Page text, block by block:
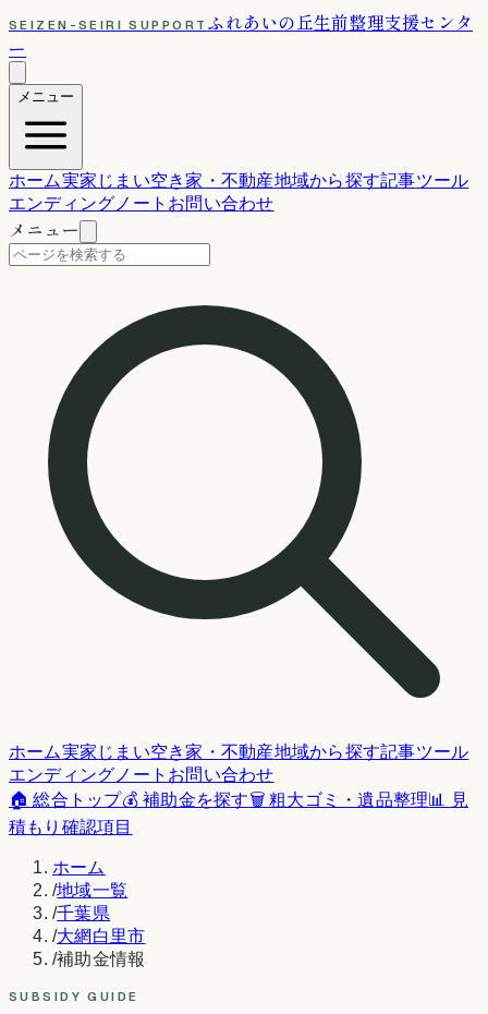
SEIZEN-SEIRI SUPPORT ふれあいの丘生前整理支援センタ
ー
メニュー
ホーム実家じまい空き家・不動産地域から探す記事ツール
エンディングノート お問い合わせ
メニュー
ホーム実家じまい空き家・不動産地域から探す記事ツール
エンディングノート お問い合わせ
🏠 総合トップ💰 補助金を探す🗑️ 粗大ゴミ・遺品整理📊 見
積もり確認項目
ホーム
/地域一覧
/千葉県
/大網白里市
/補助金情報
SUBSIDY GUIDE